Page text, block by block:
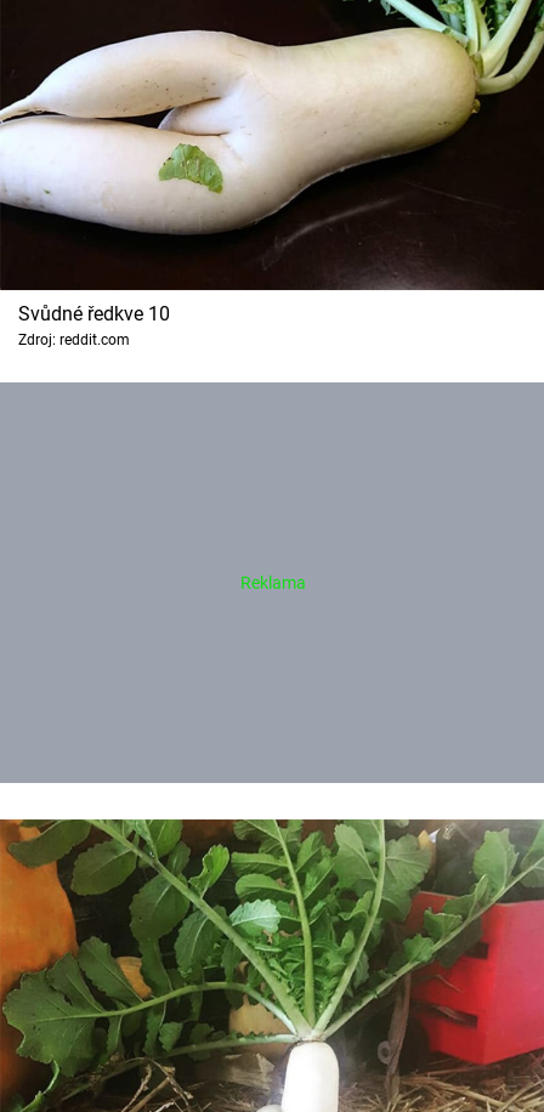
Svůdné ředkve 10
Zdroj: reddit.com